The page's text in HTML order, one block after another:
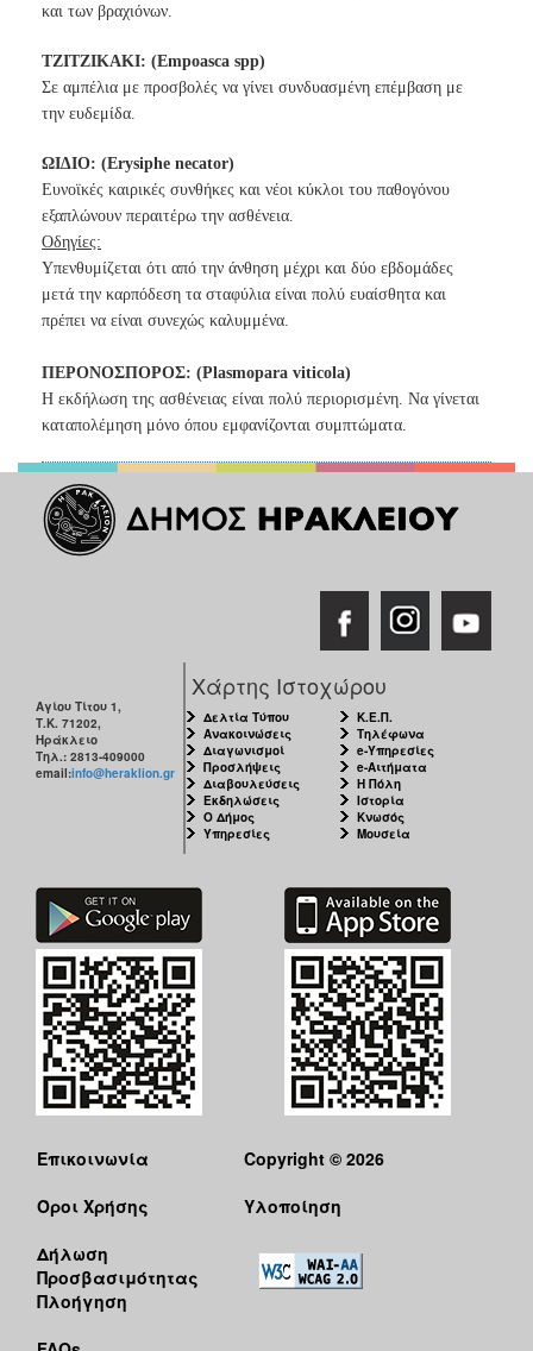
και των βραχιόνων.
ΤΖΙΤΖΙΚΑΚΙ: (Empoasca spp)
Σε αμπέλια με προσβολές να γίνει συνδυασμένη επέμβαση με
την ευδεμίδα.
ΩΙ∆ΙΟ: (Erysiphe necator)
Ευνοϊκές καιρικές συνθήκες και νέοι κύκλοι του παθογόνου
εξαπλώνουν περαιτέρω την ασθένεια.
Οδηγίες:
Υπενθυμίζεται ότι από την άνθηση μέχρι και δύο εβδομάδες
μετά την καρπόδεση τα σταφύλια είναι πολύ ευαίσθητα και
πρέπει να είναι συνεχώς καλυμμένα.
ΠΕΡΟΝΟΣΠΟΡΟΣ: (Plasmopara viticola)
Η εκδήλωση της ασθένειας είναι πολύ περιορισμένη. Να γίνεται
καταπολέμηση μόνο όπου εμφανίζονται συμπτώματα.
Αγίου Τίτου 1,
Τ.Κ. 71202,
Ηράκλειο
Τηλ.: 2813-409000
email:info@heraklion.gr
Χάρτης Ιστοχώρου
Δελτία Τύπου
Ανακοινώσεις
Διαγωνισμοί
Προσλήψεις
Διαβουλεύσεις
Εκδηλώσεις
Ο Δήμος
Υπηρεσίες
Κ.Ε.Π.
Τηλέφωνα
e-Υπηρεσίες
e-Αιτήματα
Η Πόλη
Ιστορία
Κνωσός
Μουσεία
Επικοινωνία
Όροι Χρήσης
Δήλωση
Προσβασιμότητας
Πλοήγηση
Copyright © 2026
Υλοποίηση